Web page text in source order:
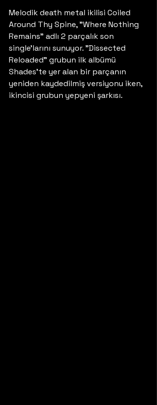
Melodik death metal ikilisi Coiled
Around Thy Spine, "Where Nothing
Remains" adlı 2 parçalık son
single'larını sunuyor. "Dissected
Reloaded" grubun ilk albümü
Shades'te yer alan bir parçanın
yeniden kaydedilmiş versiyonu iken,
ikincisi grubun yepyeni şarkısı.